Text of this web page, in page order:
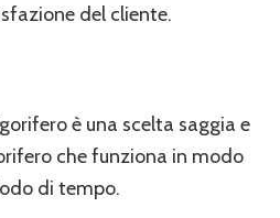
del cliente.
è una scelta saggia e
che funziona in modo
di tempo.